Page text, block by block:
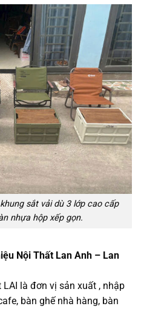
sắt vải dù 3 lớp cao cấp
nhựa hộp xếp gọn.
Nội Thất Lan Anh – Lan
là đơn vị sản xuất , nhập
bàn ghế nhà hàng, bàn